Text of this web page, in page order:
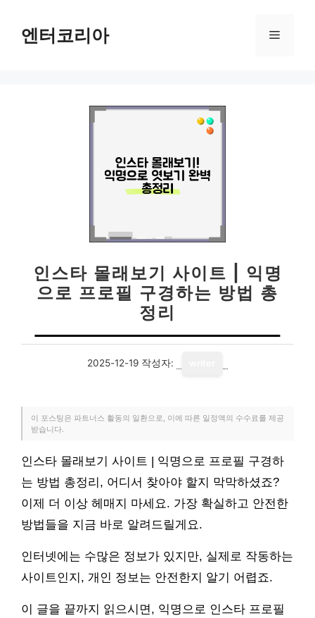
엔터코리아 메
인스타 몰래보기 사이트 | 익명
으로 프로필 구경하는 방법 총
정리
2025-12-19 작성자:
이 포스팅은 파트너스 활동의 일환으로, 이에 따른 일정액의 수수료를 제공
받습니다.
인스타 몰래보기 사이트 | 익명으로 프로필 구경하
는 방법 총정리, 어디서 찾아야 할지 막막하셨죠?
이제 더 이상 헤매지 마세요. 가장 확실하고 안전한
방법들을 지금 바로 알려드릴게요.
인터넷에는 수많은 정보가 있지만, 실제로 작동하는
사이트인지, 개인 정보는 안전한지 알기 어렵죠.
이 글을 끝까지 읽으시면, 익명으로 인스타 프로필